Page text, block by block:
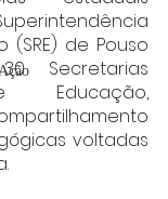
(SRE) de Pouso
Secretarias
Educação,
voltadas